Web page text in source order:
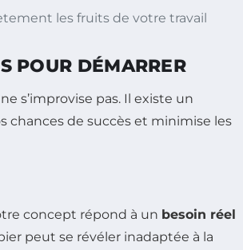
les fruits de votre travail
POUR DÉMARRER
ne s’improvise pas. Il existe un
de succès et minimise les
concept répond à un besoin réel
peut se révéler inadaptée à la